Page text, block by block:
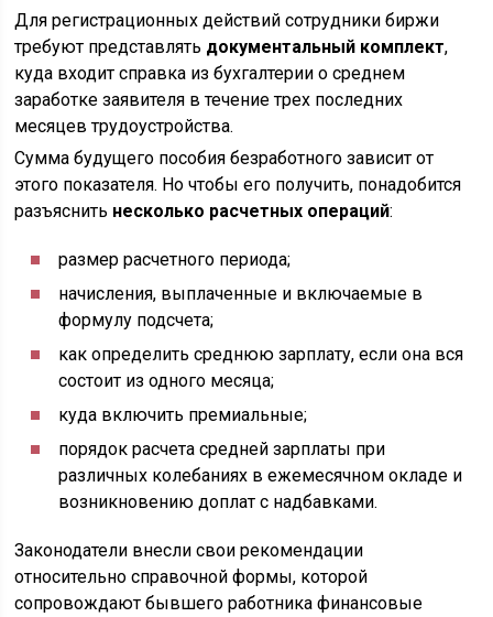
Для регистрационных действий сотрудники биржи
требуют представлять документальный комплект,
куда входит справка из бухгалтерии о среднем
заработке заявителя в течение трех последних
месяцев трудоустройства.
Сумма будущего пособия безработного зависит от
этого показателя. Но чтобы его получить, понадобится
разъяснить несколько расчетных операций:
размер расчетного периода;
начисления, выплаченные и включаемые в
формулу подсчета;
как определить среднюю зарплату, если она вся
состоит из одного месяца;
куда включить премиальные;
порядок расчета средней зарплаты при
различных колебаниях в ежемесячном окладе и
возникновению доплат с надбавками.
Законодатели внесли свои рекомендации
относительно справочной формы, которой
сопровождают бывшего работника финансовые